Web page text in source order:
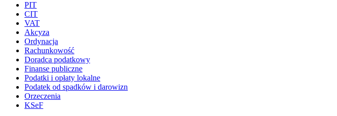
PIT
CIT
VAT
Akcyza
Ordynacja
Rachunkowość
Doradca podatkowy
Finanse publiczne
Podatki i opłaty lokalne
Podatek od spadków i darowizn
Orzeczenia
KSeF